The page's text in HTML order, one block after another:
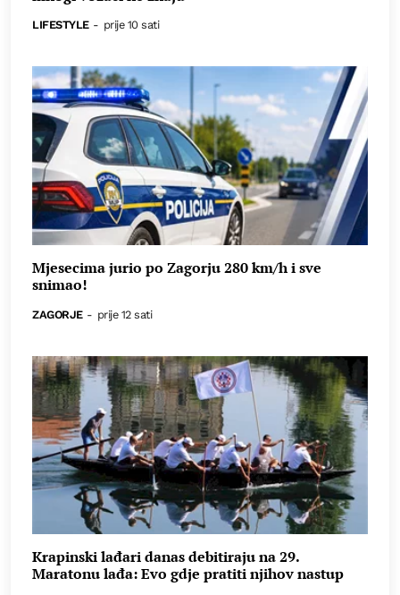
LIFESTYLE - prije 10 sati
Mjesecima jurio po Zagorju 280 km/h i sve
snimao!
ZAGORJE - prije 12 sati
Krapinski lađari danas debitiraju na 29.
Maratonu lađa: Evo gdje pratiti njihov nastup